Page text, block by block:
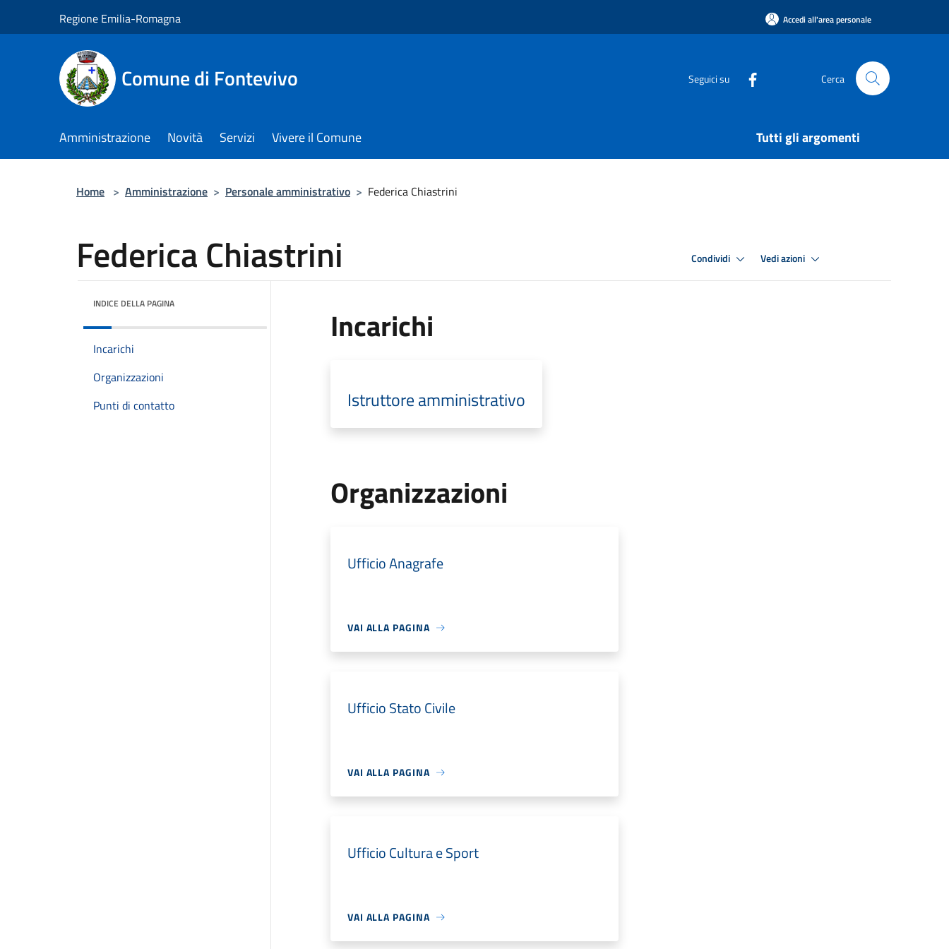
Regione Emilia-Romagna Accedi all'area personale
Comune di Fontevivo Seguici su Cerca
Amministrazione Novità Servizi Vivere il Comune Tutti gli argomenti
Home > Amministrazione > Personale amministrativo > Federica Chiastrini
Federica Chiastrini Condividi Vedi azioni
INDICE DELLA PAGINA
Incarichi
Organizzazioni
Punti di contatto
Incarichi
Istruttore amministrativo
Organizzazioni
Ufficio Anagrafe
VAI ALLA PAGINA
Ufficio Stato Civile
VAI ALLA PAGINA
Ufficio Cultura e Sport
VAI ALLA PAGINA